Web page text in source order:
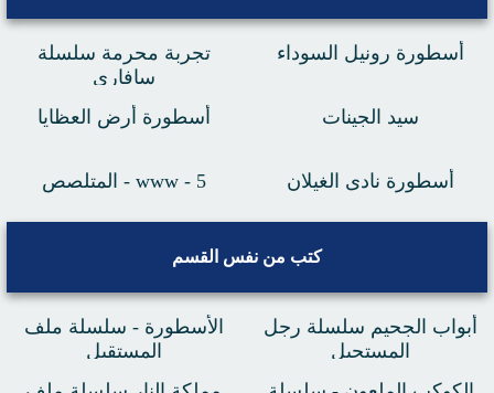
أسطورة رونيل السوداء
تجربة محرمة سلسلة
سافارى
سيد الجينات
أسطورة أرض العظايا
أسطورة نادى الغيلان www - 5 - المتلصص
كتب من نفس القسم
أبواب الجحيم سلسلة رجل
المستحيل
الأسطورة - سلسلة ملف
المستقبل